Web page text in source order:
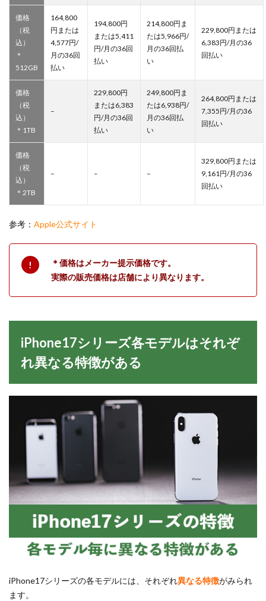
価格
（税
込）
＊
512GB
164,800
円または
4,577円/
月の36回
払い
194,800円
または5,411
円/月の36回
払い
214,800円ま
たは5,966円/
月の36回払
い
229,800円または
6,383円/月の36
回払い
価格
（税
込）
＊1TB
–
229,800円
または6,383
円/月の36回
払い
249,800円ま
たは6,938円/
月の36回払
い
264,800円または
7,355円/月の36
回払い
価格
（税
込）
＊2TB
– – –
329,800円または
9,161円/月の36
回払い
参考： Apple公式サイト
＊価格はメーカー提示価格です。
実際の販売価格は店舗により異なります。
iPhone17シリーズ各モデルはそれぞ
れ異なる特徴がある
iPhone17シリーズの各モデルには、それぞれ異なる特徴がみられ
ます。